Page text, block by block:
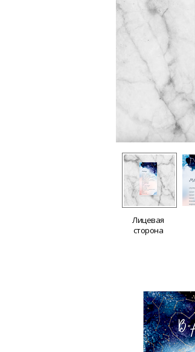
Лицевая
сторона